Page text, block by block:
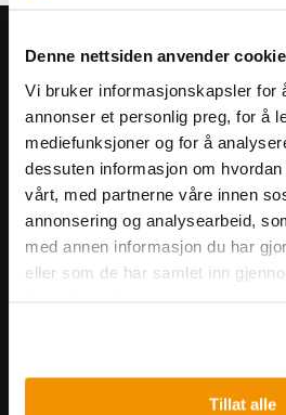
Denne nettsiden anvender
Vi bruker informasjonskapsler for
annonser et personlig preg, for å
mediefunksjoner og for å
dessuten informasjon om
vårt, med partnerne våre innen
annonsering og analysearbeid,
med annen informasjon du har
eller som de har samlet inn
Tillat alle
Meld deg på vårt
Få informasjon om
arrangementer og
Meld på nyhetsbrev